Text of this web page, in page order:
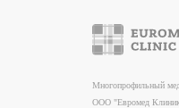
Многопрофильный
ООО "Евромед